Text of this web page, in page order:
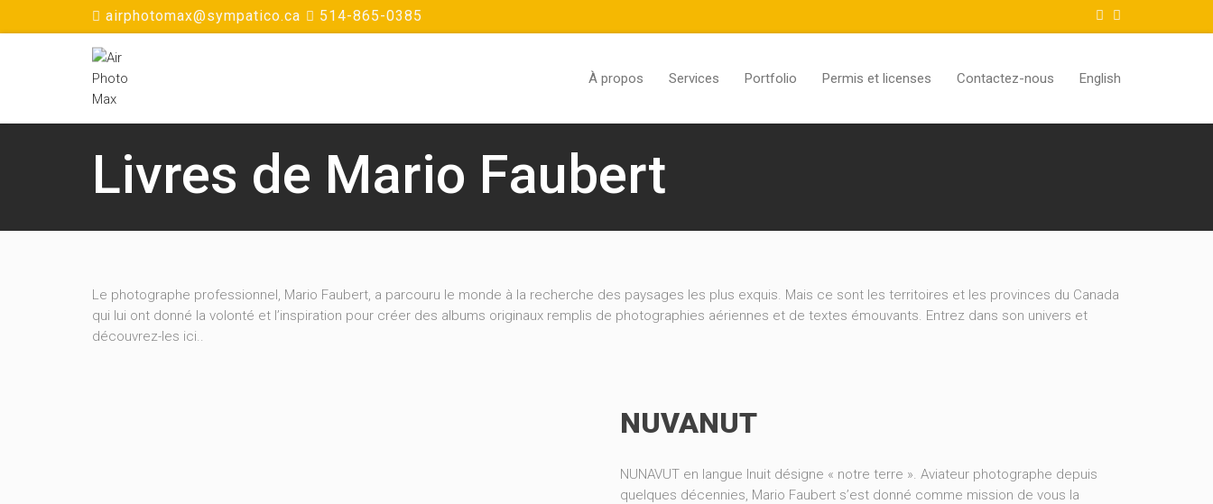
airphotomax@sympatico.ca 514-865-0385
À propos Services Portfolio Permis et licenses Contactez-nous English
Livres de Mario Faubert
Le photographe professionnel, Mario Faubert, a parcouru le monde à la recherche des paysages les plus exquis. Mais ce sont les territoires et les provinces du Canada
qui lui ont donné la volonté et l’inspiration pour créer des albums originaux remplis de photographies aériennes et de textes émouvants. Entrez dans son univers et
découvrez-les ici..
NUVANUT
NUNAVUT en langue Inuit désigne « notre terre ». Aviateur photographe depuis
quelques décennies, Mario Faubert s’est donné comme mission de vous la